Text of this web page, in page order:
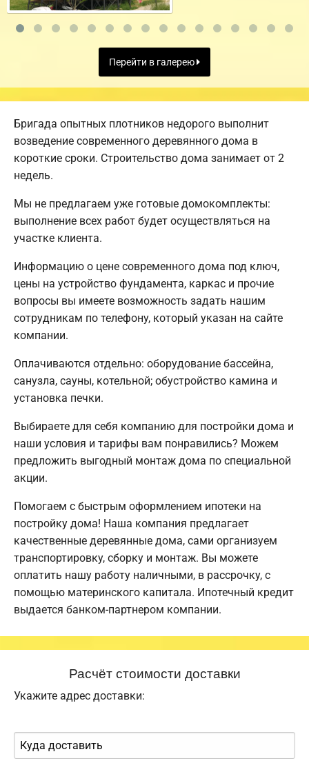
Перейти в галерею
Бригада опытных плотников недорого выполнит
возведение современного деревянного дома в
короткие сроки. Строительство дома занимает от 2
недель.
Мы не предлагаем уже готовые домокомплекты:
выполнение всех работ будет осуществляться на
участке клиента.
Информацию о цене современного дома под ключ,
цены на устройство фундамента, каркас и прочие
вопросы вы имеете возможность задать нашим
сотрудникам по телефону, который указан на сайте
компании.
Оплачиваются отдельно: оборудование бассейна,
санузла, сауны, котельной; обустройство камина и
установка печки.
Выбираете для себя компанию для постройки дома и
наши условия и тарифы вам понравились? Можем
предложить выгодный монтаж дома по специальной
акции.
Помогаем с быстрым оформлением ипотеки на
постройку дома! Наша компания предлагает
качественные деревянные дома, сами организуем
транспортировку, сборку и монтаж. Вы можете
оплатить нашу работу наличными, в рассрочку, с
помощью материнского капитала. Ипотечный кредит
выдается банком-партнером компании.
Расчёт стоимости доставки
Укажите адрес доставки: